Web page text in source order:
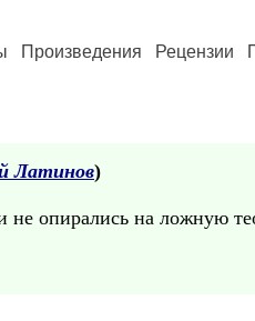
Произведения Рецензии
Латинов)
опирались на ложную